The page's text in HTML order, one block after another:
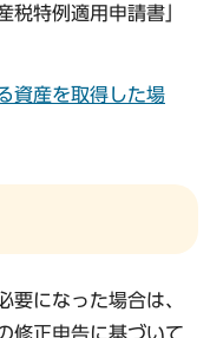
税特例適用申請書」
資産を取得した場
要になった場合は、
修正申告に基づいて